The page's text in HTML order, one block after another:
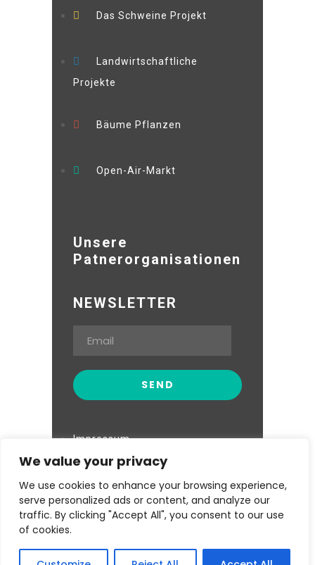
We value your privacy
We use cookies to enhance your browsing experience,
serve personalized ads or content, and analyze our
traffic. By clicking "Accept All", you consent to our use
of cookies.
Das Schweine Projekt
Landwirtschaftliche
Projekte
Bäume Pflanzen
Open-Air-Markt
Unsere
Patnerorganisationen
NEWSLETTER
Impressum
Datenschutzerklärung